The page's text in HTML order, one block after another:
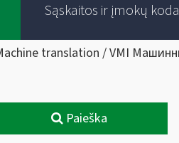
Sąskaitos ir įmokų
translation / VMI
Paieška